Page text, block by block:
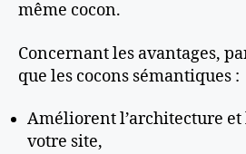
même cocon.
Concernant les avantages,
que les cocons sémantiques :
Améliorent l’architecture et
votre site,